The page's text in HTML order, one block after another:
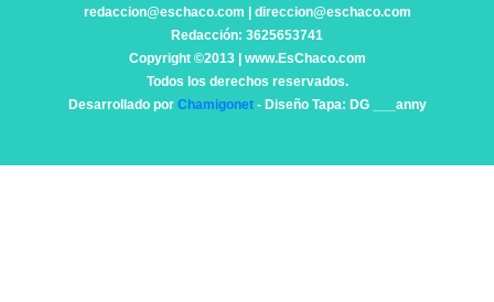
redaccion@eschaco.com | direccion@eschaco.com
Redacción: 3625653741
Copyright ©2013 | www.EsChaco.com
Todos los derechos reservados.
Desarrollado por Chamigonet- Diseño Tapa: DG ___anny